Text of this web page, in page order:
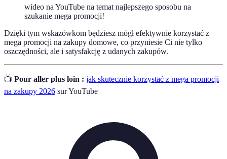
wideo na YouTube na temat najlepszego sposobu na
szukanie mega promocji!
Dzięki tym wskazówkom będziesz mógł efektywnie korzystać z
mega promocji na zakupy domowe, co przyniesie Ci nie tylko
oszczędności, ale i satysfakcję z udanych zakupów.
📺 Pour aller plus loin : jak skutecznie korzystać z mega promocji
na zakupy 2026 sur YouTube